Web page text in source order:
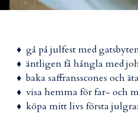
♦ gå på julfest med
♦ äntligen få hångla med
♦ baka saffransscones och
♦ visa hemma för far- och
♦ köpa mitt livs första